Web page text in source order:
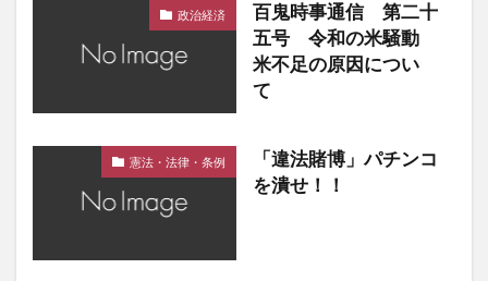
政治経済
百鬼時事通信 第二十
五号 令和の米騒動
米不足の原因につい
て
憲法・法律・条例
「違法賭博」パチンコ
を潰せ！！